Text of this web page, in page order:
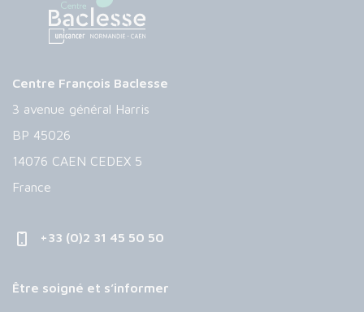
Centre François Baclesse
3 avenue général Harris
BP 45026
14076 CAEN CEDEX 5
France
+33 (0)2 31 45 50 50
Être soigné et s’informer